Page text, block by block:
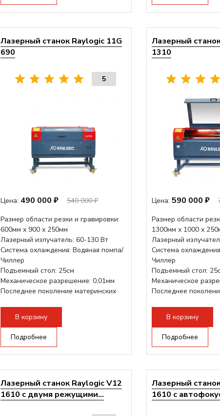
Лазерный станок Raylogic 11G
690
5
Цена: 490 000 ₽
540 000 ₽
Размер области резки и гравировки:
600мм х 900 х 250мм
Лазерный излучатель: 60-130 Вт
Система охлаждения: Водяная помпа/
Чиллер
Подъемный стол: 25см
Механическое разрешение: 0,01мм
Последнее поколение материнских
В корзину
Подробнее
Лазерный
1310
Цена: 590 000 ₽
Размер области
1300мм х 1000 х
Лазерный
Система
Чиллер
Подъемный стол:
Механическое
Последнее
В корзину
Подробнее
Лазерный станок Raylogic V12
1610 с двумя режущими...
Лазерный
1610 с